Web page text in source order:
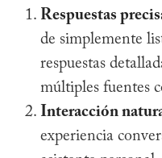
Respuestas
de simplemente
respuestas
múltiples fuentes
Interacción
experiencia